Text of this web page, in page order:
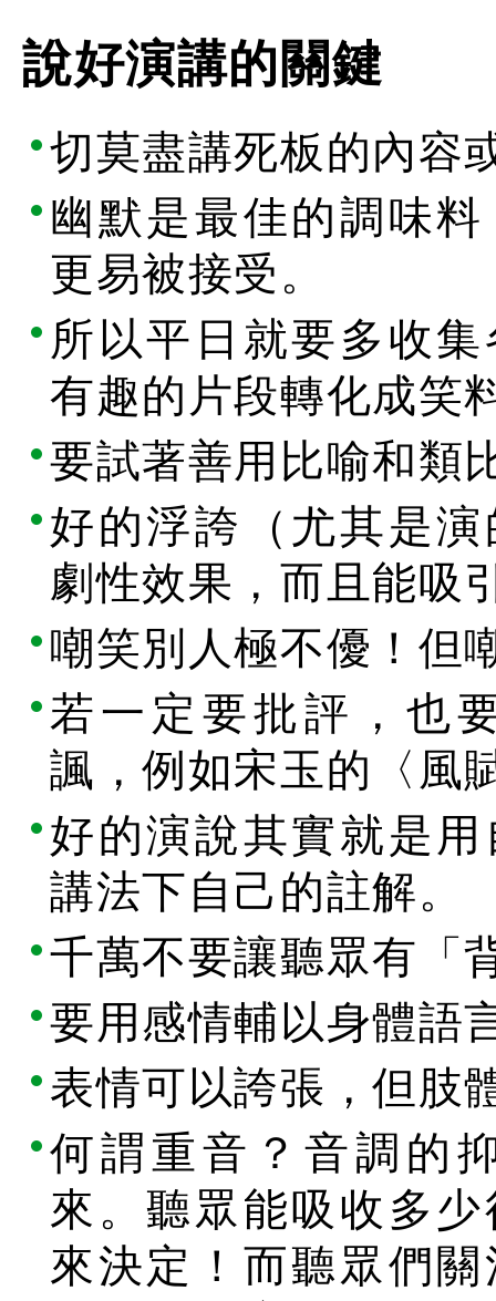
說好演講的關鍵
切莫盡講死板的內容
幽默是最佳的調味
更易被接受。
所以平日就要多收
有趣的片段轉化成笑
要試著善用比喻和類
好的浮誇（尤其是
劇性效果，而且能吸
嘲笑別人極不優！但
若一定要批評，也
諷，例如宋玉的〈風
好的演說其實就是
講法下自己的註解。
千萬不要讓聽眾有「
要用感情輔以身體語
表情可以誇張，但肢
何謂重音？音調的
來。聽眾能吸收多
來決定！而聽眾們